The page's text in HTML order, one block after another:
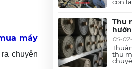
máy
chuyên
còn
tái
tích
loại
Thu
về
lợi
05-
thu